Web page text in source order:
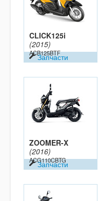
CLICK125i
(2015)
ACB125BTF
Запчасти
ZOOMER-X
(2016)
ACG110CBTG
Запчасти